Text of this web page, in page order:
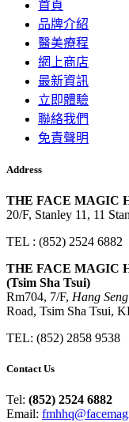
首頁
品牌介紹
醫美療程
網上商店
最新資訊
立即體驗
聯絡我們
免責聲明
Address
THE FACE MAGIC
20/F, Stanley 11, 11
TEL : (852) 2524 6882
THE FACE MAGIC
(Tsim Sha Tsui)
Rm704, 7/F, Hang
Road, Tsim Sha Tsui,
TEL: (852) 2858 9538
Contact Us
Tel: (852) 2524 6882
Email: